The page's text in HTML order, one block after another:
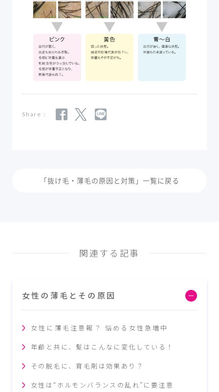
Share：
「抜け毛・薄毛の原因と対策」一覧に戻る
関連する記事
女性の薄毛とその原因
女性に薄毛注意報？ 悩める女性急増中
年齢と共に、髪はこんなに変化している！
その脱毛に、育毛剤は効果あり？
女性は“ホルモンバランスの乱れ”に要注意